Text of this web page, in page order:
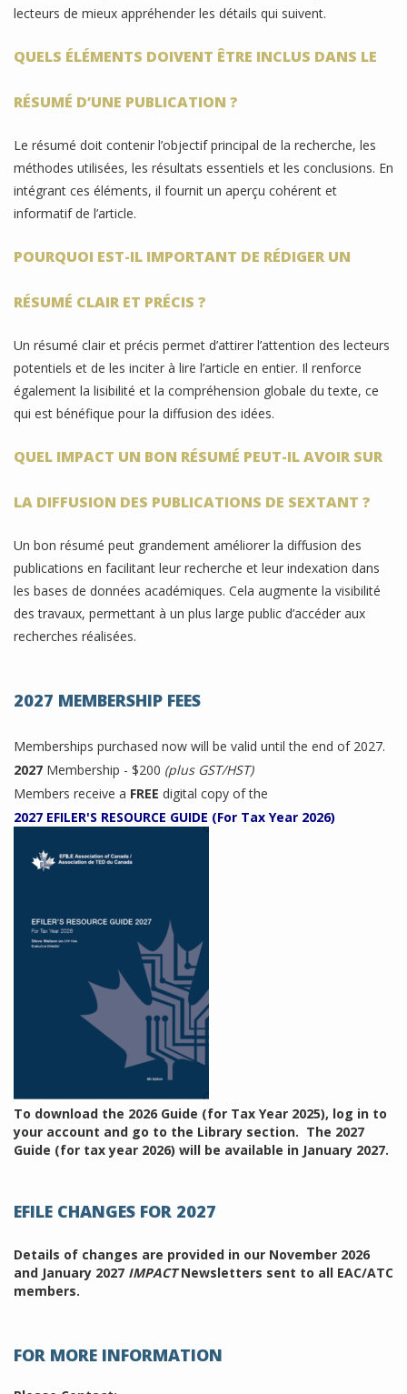
lecteurs de mieux appréhender les détails qui suivent.
QUELS ÉLÉMENTS DOIVENT ÊTRE INCLUS DANS LE
RÉSUMÉ D’UNE PUBLICATION ?
Le résumé doit contenir l’objectif principal de la recherche, les
méthodes utilisées, les résultats essentiels et les conclusions. En
intégrant ces éléments, il fournit un aperçu cohérent et
informatif de l’article.
POURQUOI EST-IL IMPORTANT DE RÉDIGER UN
RÉSUMÉ CLAIR ET PRÉCIS ?
Un résumé clair et précis permet d’attirer l’attention des lecteurs
potentiels et de les inciter à lire l’article en entier. Il renforce
également la lisibilité et la compréhension globale du texte, ce
qui est bénéfique pour la diffusion des idées.
QUEL IMPACT UN BON RÉSUMÉ PEUT-IL AVOIR SUR
LA DIFFUSION DES PUBLICATIONS DE SEXTANT ?
Un bon résumé peut grandement améliorer la diffusion des
publications en facilitant leur recherche et leur indexation dans
les bases de données académiques. Cela augmente la visibilité
des travaux, permettant à un plus large public d’accéder aux
recherches réalisées.
2027 MEMBERSHIP FEES
Memberships purchased now will be valid until the end of 2027.
2027 Membership - $200 (plus GST/HST)
Members receive a FREE digital copy of the
2027 EFILER'S RESOURCE GUIDE (For Tax Year 2026)
To download the 2026 Guide (for Tax Year 2025), log in to
your account and go to the Library section. The 2027
Guide (for tax year 2026) will be available in January 2027.
EFILE CHANGES FOR 2027
Details of changes are provided in our November 2026
and January 2027 IMPACTNewsletters sent to all EAC/ATC
members.
FOR MORE INFORMATION